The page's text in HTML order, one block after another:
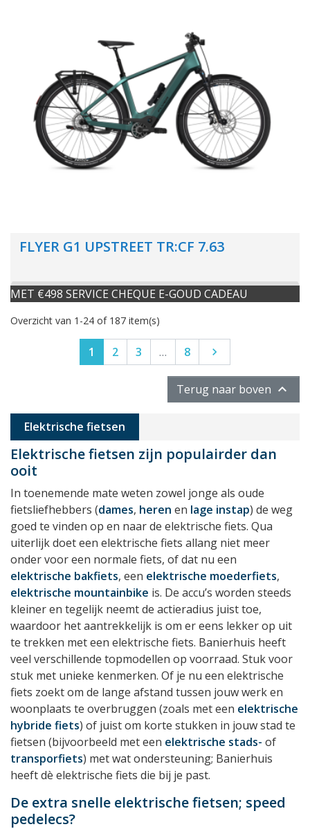
FLYER G1 UPSTREET TR:CF 7.63
MET €498 SERVICE CHEQUE E-GOUD CADEAU
Overzicht van 1-24 of 187 item(s)
1 2 3 … 8 Volgende

Terug naar boven 
Elektrische fietsen
Elektrische fietsen zijn populairder dan
ooit
In toenemende mate weten zowel jonge als oude
fietsliefhebbers (dames, heren en lage instap) de weg
goed te vinden op en naar de elektrische fiets. Qua
uiterlijk doet een elektrische fiets allang niet meer
onder voor een normale fiets, of dat nu een
elektrische bakfiets, een elektrische moederfiets,
elektrische mountainbike is. De accu’s worden steeds
kleiner en tegelijk neemt de actieradius juist toe,
waardoor het aantrekkelijk is om er eens lekker op uit
te trekken met een elektrische fiets. Banierhuis heeft
veel verschillende topmodellen op voorraad. Stuk voor
stuk met unieke kenmerken. Of je nu een elektrische
fiets zoekt om de lange afstand tussen jouw werk en
woonplaats te overbruggen (zoals met een elektrische
hybride fiets) of juist om korte stukken in jouw stad te
fietsen (bijvoorbeeld met een elektrische stads- of
transporfiets) met wat ondersteuning; Banierhuis
heeft dè elektrische fiets die bij je past.
De extra snelle elektrische fietsen; speed
pedelecs?